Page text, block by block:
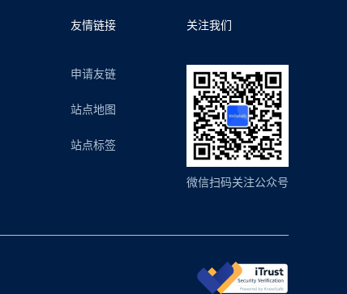
友情链接
申请友链
站点地图
站点标签
关注我们
微信扫码关注公众号